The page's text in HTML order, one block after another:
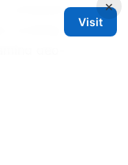
consumer
covering
geo-
×
Visit